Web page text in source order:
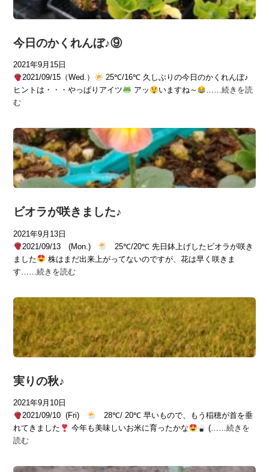
今日のかくれんぼ♪⑨
2021年9月15日
2021/09/15（Wed.）
25℃/16℃ 久しぶりの今日のかくれんぼ♪
ヒントは・・・やっぱりアイツ
アッ いますね～ ……続きを読
む
ビオラが咲きました♪
2021年9月13日
2021/09/13 (Mon.)
25℃/20℃ 先日鉢上げしたビオラが咲き
ました
株はまだ出来上がってないのですが、花は早く咲きま
す……続きを読む
実りの秋♪
2021年9月10日
2021/09/10 (Fri)
28℃/ 20℃ 早いもので、もう稲穂が首を垂
れてきました
今年も美味しいお米に育ったかな (……続きを
読む